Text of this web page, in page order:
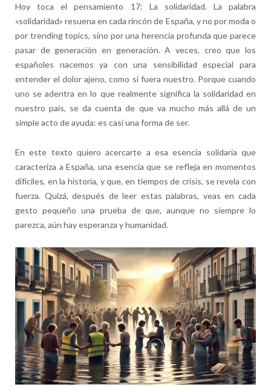
Hoy toca el pensamiento 17: La solidaridad. La palabra
«solidaridad» resuena en cada rincón de España, y no por moda o
por trending topics, sino por una herencia profunda que parece
pasar de generación en generación. A veces, creo que los
españoles nacemos ya con una sensibilidad especial para
entender el dolor ajeno, como si fuera nuestro. Porque cuando
uno se adentra en lo que realmente significa la solidaridad en
nuestro país, se da cuenta de que va mucho más allá de un
simple acto de ayuda: es casi una forma de ser.
En este texto quiero acercarte a esa esencia solidaria que
caracteriza a España, una esencia que se refleja en momentos
difíciles, en la historia, y que, en tiempos de crisis, se revela con
fuerza. Quizá, después de leer estas palabras, veas en cada
gesto pequeño una prueba de que, aunque no siempre lo
parezca, aún hay esperanza y humanidad.